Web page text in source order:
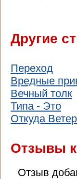
Другие
Переход
Вредные
Вечный толк
Типа - Это
Откуда Ветер
Отзывы
Отзыв